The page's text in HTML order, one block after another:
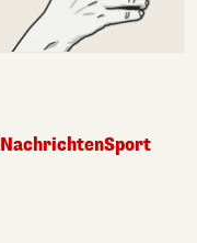
NachrichtenSport